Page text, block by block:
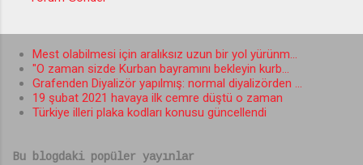
o
r
u
m
a
Mest olabilmesi için aralıksız uzun bir yol yürünm...
"O zaman sizde Kurban bayramını bekleyin kurb...
Grafenden Diyalizör yapılmış: normal diyalizörden ...
19 şubat 2021 havaya ilk cemre düştü o zaman
Türkiye illeri plaka kodları konusu güncellendi
Bu blogdaki popüler yayınlar